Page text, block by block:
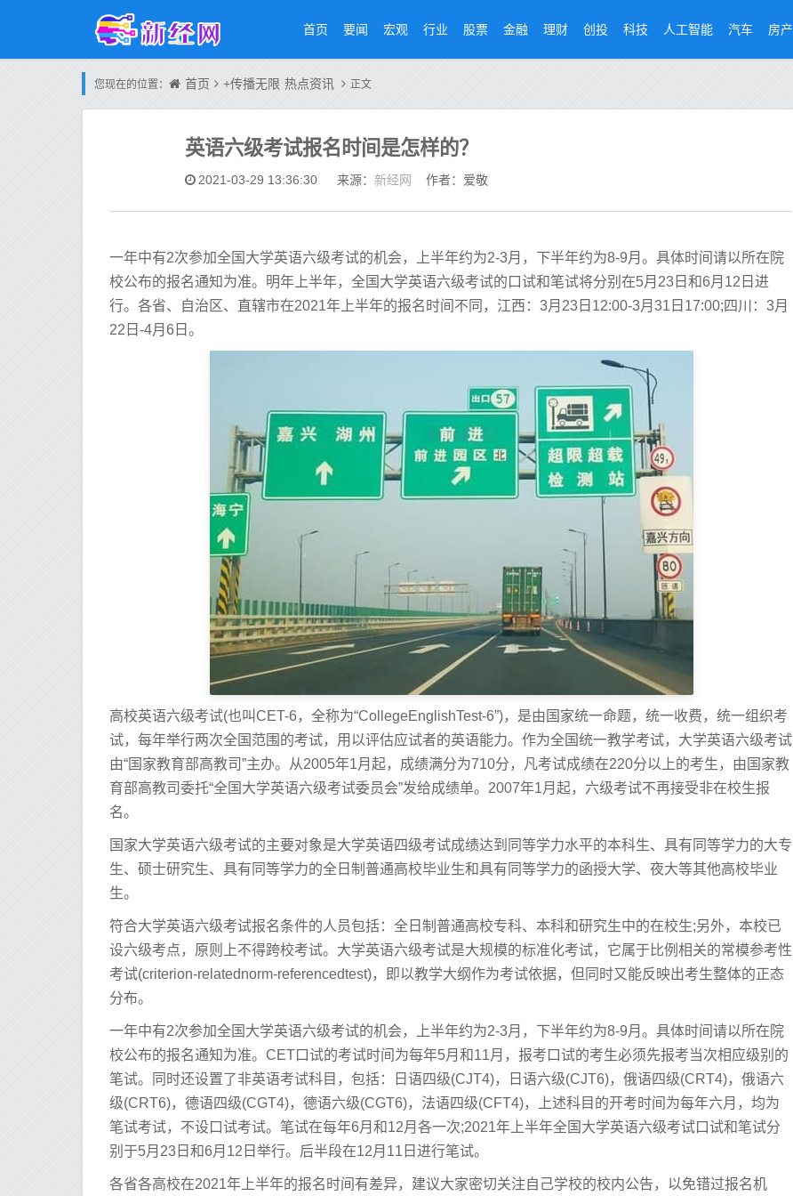
首页 要闻 宏观 行业 股票 金融 理财 创投 科技 人工智能 汽车 房产
您现在的位置： 首页 +传播无限 热点资讯 正文
英语六级考试报名时间是怎样的？
2021-03-29 13:36:30 来源： 新经网 作者：爱敬
一年中有2次参加全国大学英语六级考试的机会，上半年约为2-3月，下半年约为8-9月。具体时间请以所在院
校公布的报名通知为准。明年上半年，全国大学英语六级考试的口试和笔试将分别在5月23日和6月12日进
行。各省、自治区、直辖市在2021年上半年的报名时间不同，江西：3月23日12:00-3月31日17:00;四川：3月
22日-4月6日。
高校英语六级考试(也叫CET-6，全称为“CollegeEnglishTest-6”)，是由国家统一命题，统一收费，统一组织考
试，每年举行两次全国范围的考试，用以评估应试者的英语能力。作为全国统一教学考试，大学英语六级考试
由“国家教育部高教司”主办。从2005年1月起，成绩满分为710分，凡考试成绩在220分以上的考生，由国家教
育部高教司委托“全国大学英语六级考试委员会”发给成绩单。2007年1月起，六级考试不再接受非在校生报
名。
国家大学英语六级考试的主要对象是大学英语四级考试成绩达到同等学力水平的本科生、具有同等学力的大专
生、硕士研究生、具有同等学力的全日制普通高校毕业生和具有同等学力的函授大学、夜大等其他高校毕业
生。
符合大学英语六级考试报名条件的人员包括：全日制普通高校专科、本科和研究生中的在校生;另外，本校已
设六级考点，原则上不得跨校考试。大学英语六级考试是大规模的标准化考试，它属于比例相关的常模参考性
考试(criterion-relatednorm-referencedtest)，即以教学大纲作为考试依据，但同时又能反映出考生整体的正态
分布。
一年中有2次参加全国大学英语六级考试的机会，上半年约为2-3月，下半年约为8-9月。具体时间请以所在院
校公布的报名通知为准。CET口试的考试时间为每年5月和11月，报考口试的考生必须先报考当次相应级别的
笔试。同时还设置了非英语考试科目，包括：日语四级(CJT4)，日语六级(CJT6)，俄语四级(CRT4)，俄语六
级(CRT6)，德语四级(CGT4)，德语六级(CGT6)，法语四级(CFT4)，上述科目的开考时间为每年六月，均为
笔试考试，不设口试考试。笔试在每年6月和12月各一次;2021年上半年全国大学英语六级考试口试和笔试分
别于5月23日和6月12日举行。后半段在12月11日进行笔试。
各省各高校在2021年上半年的报名时间有差异，建议大家密切关注自己学校的校内公告，以免错过报名机